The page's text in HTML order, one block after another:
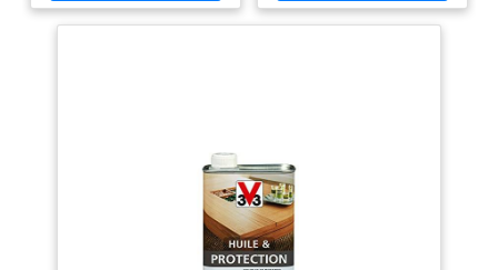
peintures à l’huile et enduits gras
peintures à l’huile et enduits gras